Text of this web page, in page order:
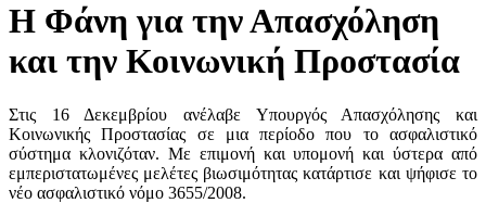
Η Φάνη για την Απασχόληση
και την Κοινωνική Προστασία
Στις 16 Δεκεμβρίου ανέλαβε Υπουργός Απασχόλησης και
Κοινωνικής Προστασίας σε μια περίοδο που το ασφαλιστικό
σύστημα κλονιζόταν. Με επιμονή και υπομονή και ύστερα από
εμπεριστατωμένες μελέτες βιωσιμότητας κατάρτισε και ψήφισε το
νέο ασφαλιστικό νόμο 3655/2008.